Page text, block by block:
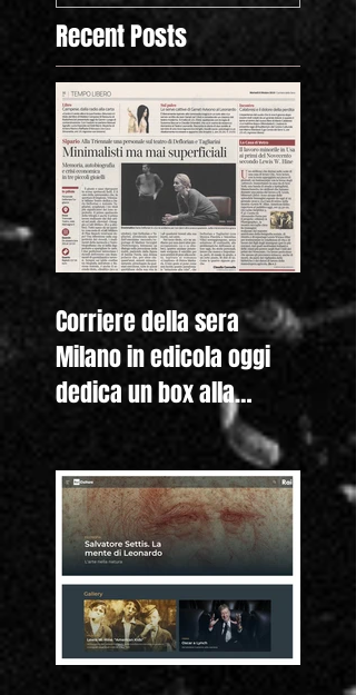
Recent Posts
Corriere della sera
Milano in edicola oggi
dedica un box alla
nostra mostra "Lewis
Hine. Americ